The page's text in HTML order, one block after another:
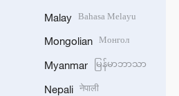
Malay Bahasa Melayu
Mongolian Монгол
Myanmar မြန်မာဘာသာ
Nepali नेपाली